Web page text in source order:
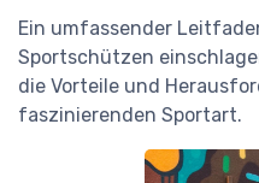
Ein umfassender
Sportschützen
die Vorteile und
faszinierenden Sportart.